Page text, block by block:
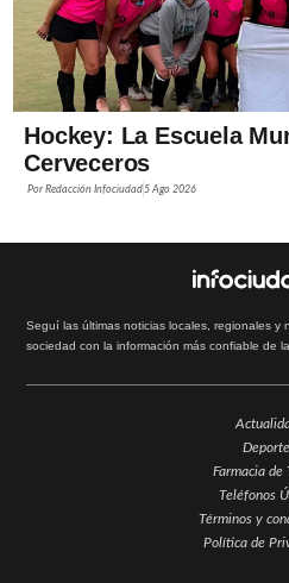
Hockey: La Escuela
Cerveceros
PorRedacción Infociudad 5 Ago 2026
Seguí las últimas noticias locales, regionales y
sociedad con la información más confiable de
Deporte
Farmacia de
Teléfonos
Términos y
Política de